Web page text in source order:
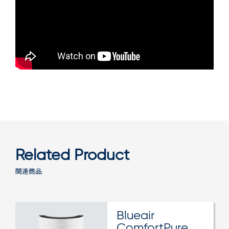
Related Product
関連商品
Blueair